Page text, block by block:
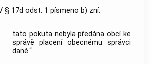
§ 17d odst. 1 písmeno b) zní:
tato pokuta nebyla předána obcí ke
správě placení obecnému správci
daně.“.